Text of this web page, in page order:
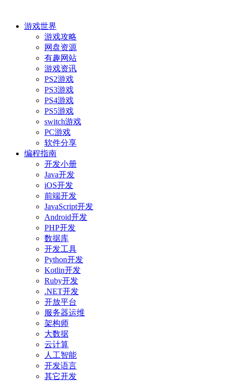
游戏世界
游戏攻略
网盘资源
有趣网站
游戏资讯
PS2游戏
PS3游戏
PS4游戏
PS5游戏
switch游戏
PC游戏
软件分享
编程指南
开发小册
Java开发
iOS开发
前端开发
JavaScript开发
Android开发
PHP开发
数据库
开发工具
Python开发
Kotlin开发
Ruby开发
.NET开发
开放平台
服务器运维
架构师
大数据
云计算
人工智能
开发语言
其它开发